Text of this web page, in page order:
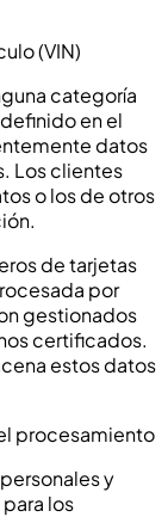
(VIN)
categoría
en el
datos
Los clientes
o los de otros
de tarjetas
por
gestionados
certificados.
estos datos
procesamiento
y
los